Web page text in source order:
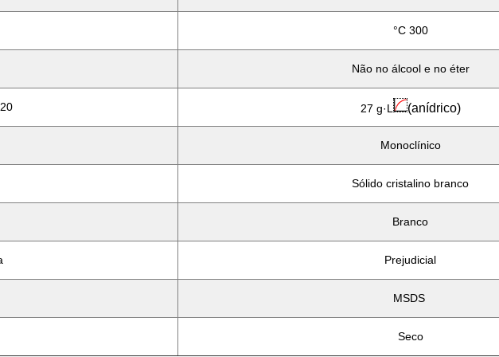
°C 300
Não no álcool e no éter
27 g·L (anídrico)
Monoclínico
Sólido cristalino branco
Branco
Prejudicial
MSDS
Seco